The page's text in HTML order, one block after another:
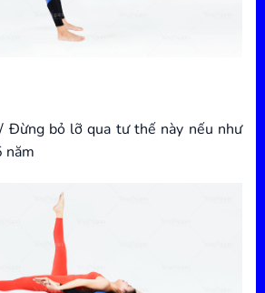
Đừng bỏ lỡ qua tư thế này nếu như
năm